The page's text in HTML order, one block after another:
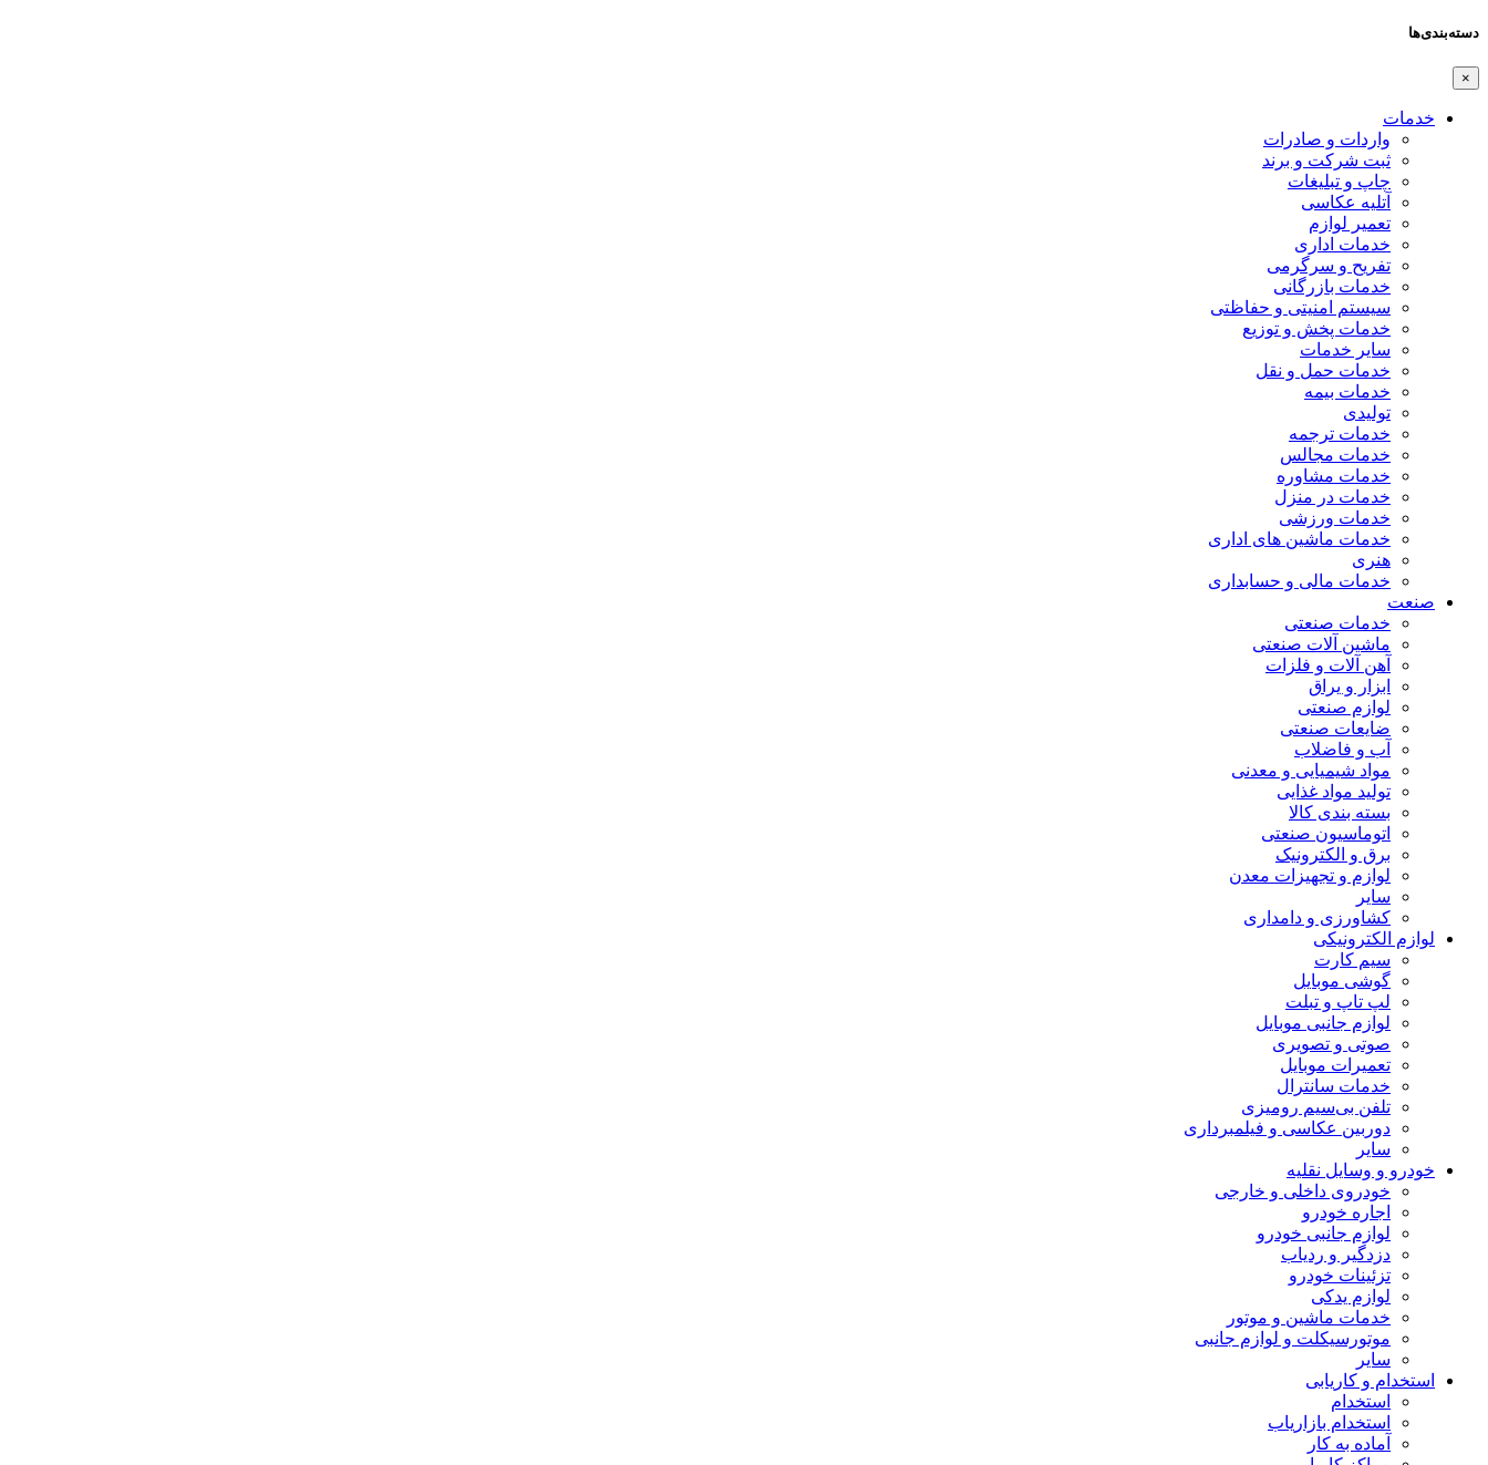
دسته‌بندی‌ها
×
خدمات
واردات و صادرات
ثبت شرکت و برند
چاپ و تبلیغات
آتلیه عکاسی
تعمیر لوازم
خدمات اداری
تفریح و سرگرمی
خدمات بازرگانی
سیستم امنیتی و حفاظتی
خدمات پخش و توزیع
سایر خدمات
خدمات حمل و نقل
خدمات بیمه
تولیدی
خدمات ترجمه
خدمات مجالس
خدمات مشاوره
خدمات در منزل
خدمات ورزشی
خدمات ماشین های اداری
هنری
خدمات مالی و حسابداری
صنعت
خدمات صنعتی
ماشین آلات صنعتی
آهن آلات و فلزات
ابزار و یراق
لوازم صنعتی
ضایعات صنعتی
آب و فاضلاب
مواد شیمیایی و معدنی
تولید مواد غذایی
بسته بندی کالا
اتوماسیون صنعتی
برق و الکترونیک
لوازم و تجهیزات معدن
سایر
کشاورزی و دامداری
لوازم الکترونیکی
سیم کارت
گوشی موبایل
لپ تاپ و تبلت
لوازم جانبی موبایل
صوتی و تصویری
تعمیرات موبایل
خدمات سانترال
تلفن بی‌سیم رومیزی
دوربین عکاسی و فیلمبرداری
سایر
خودرو و وسایل نقلیه
خودروی داخلی و خارجی
اجاره خودرو
لوازم جانبی خودرو
دزدگیر و ردیاب
تزئینات خودرو
لوازم یدکی
خدمات ماشین و موتور
موتورسیکلت و لوازم جانبی
سایر
استخدام و کاریابی
استخدام
استخدام بازاریاب
آماده به کار